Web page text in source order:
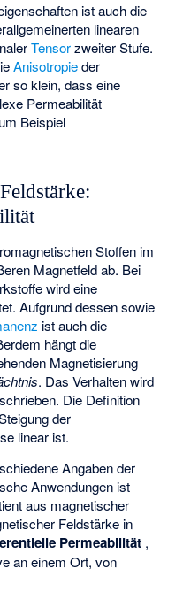
ist auch die
linearen
Tensorzweiter Stufe.
Anisotropieder
so klein, dass eine
Permeabilität
Beispiel
Stoffen im
Magnetfeld ab. Bei
wird eine
Aufgrund dessen sowie
ist auch die
hängt die
Magnetisierung
. Das Verhalten wird
Die Definition
der
linear ist.
Angaben der
Anwendungen ist
aus magnetischer
Feldstärke in
Permeabilität ,
an einem Ort, von